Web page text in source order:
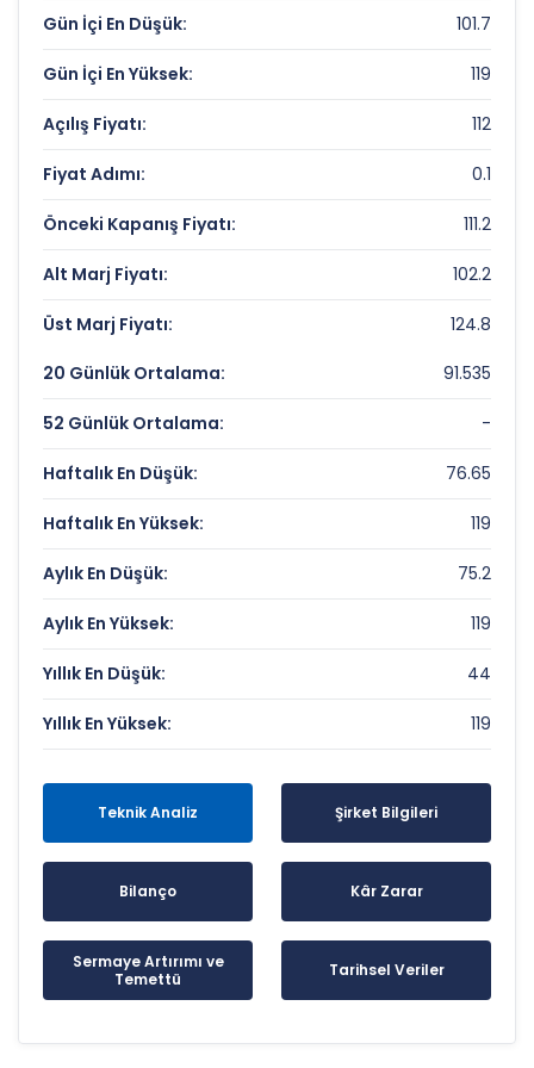
Çarpanları
Fiyat/Kazanç (F/K):
Veri Yok
Piyasa Değeri/Defter Değeri (PD/DD):
0
BETA ENERJI VE TEKNOLOJI Rekorlar ve
Önemli Seviyeler
Bugün Gördüğü En Yüksek Fiyat:
Son 1 Yılın Zirvesi:
119 TL
Son 1 Yılın Dibi:
44 TL
Gün İçi En Düşük: 101.7
Gün İçi En Yüksek: 119
Açılış Fiyatı: 112
Fiyat Adımı: 0.1
Önceki Kapanış Fiyatı: 111.2
Alt Marj Fiyatı: 102.2
Üst Marj Fiyatı: 124.8
20 Günlük Ortalama: 91.535
52 Günlük Ortalama: -
Haftalık En Düşük: 76.65
Haftalık En Yüksek: 119
Aylık En Düşük: 75.2
Aylık En Yüksek: 119
Yıllık En Düşük: 44
Yıllık En Yüksek: 119
Teknik Analiz Şirket Bilgileri
Bilanço Kâr Zarar
Sermaye Artırımı ve
Temettü
Tarihsel Veriler